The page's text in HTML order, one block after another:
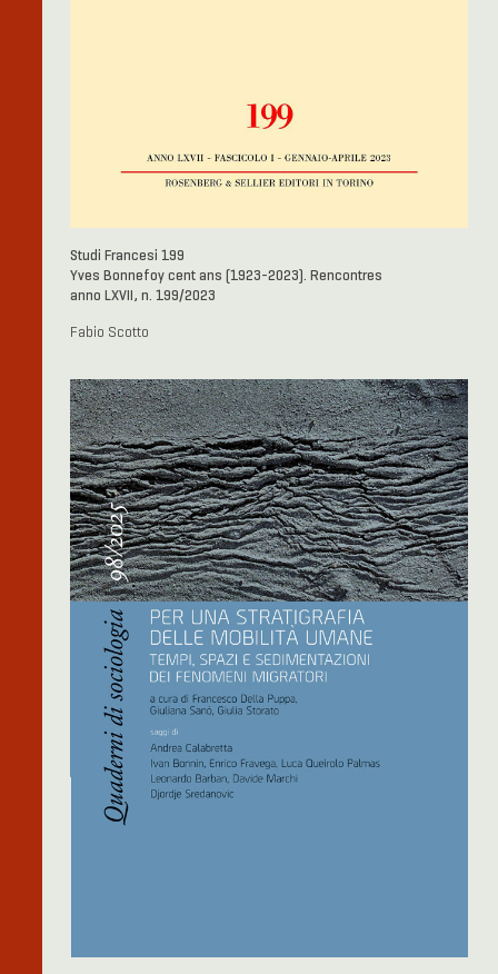
Studi Francesi 199
Yves Bonnefoy cent ans (1923-2023). Rencontres
anno LXVII, n. 199/2023
Fabio Scotto